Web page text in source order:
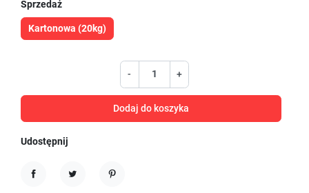
Sprzedaż
Kartonowa (20kg)
- +
Dodaj do koszyka
Udostępnij